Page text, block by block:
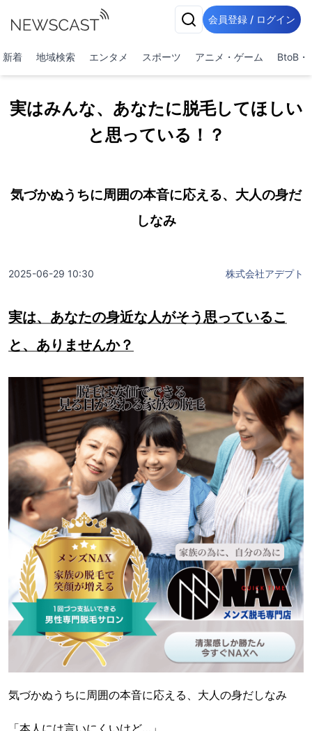
会員登録 / ログイン
新着 地域検索 エンタメ スポーツ アニメ・ゲーム BtoB・
実はみんな、あなたに脱毛してほしい
と思っている！？
気づかぬうちに周囲の本音に応える、大人の身だ
しなみ
2025-06-29 10:30 株式会社アデプト
実は、あなたの身近な人がそう思っているこ
と、ありませんか？
気づかぬうちに周囲の本音に応える、大人の身だしなみ
「本人には言いにくいけど…」